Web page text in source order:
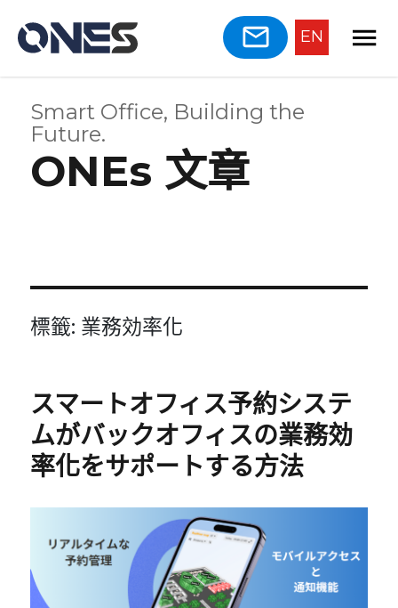
EN
Smart Office, Building the
Future.
ONEs 文章
標籤: 業務効率化
スマートオフィス予約システ
ムがバックオフィスの業務効
率化をサポートする方法